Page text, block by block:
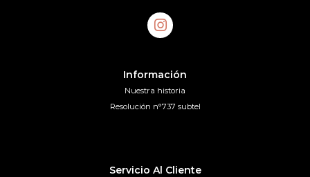
Información
Nuestra historia
Resolución n°737 subtel
Servicio Al Cliente